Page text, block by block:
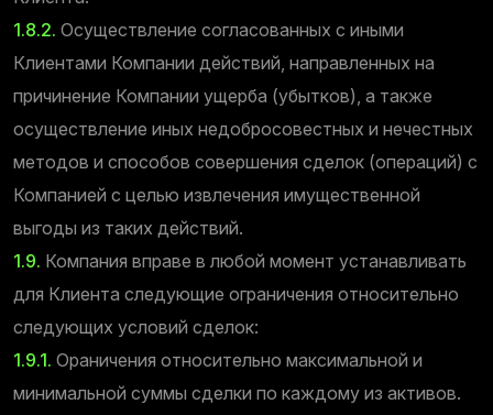
1.8.2. Осуществление согласованных с иными
Клиентами Компании действий, направленных на
причинение Компании ущерба (убытков), а также
осуществление иных недобросовестных и нечестных
методов и способов совершения сделок (операций) с
Компанией с целью извлечения имущественной
выгоды из таких действий.
1.9. Компания вправе в любой момент устанавливать
для Клиента следующие ограничения относительно
следующих условий сделок:
1.9.1. Ораничения относительно максимальной и
минимальной суммы сделки по каждому из активов.